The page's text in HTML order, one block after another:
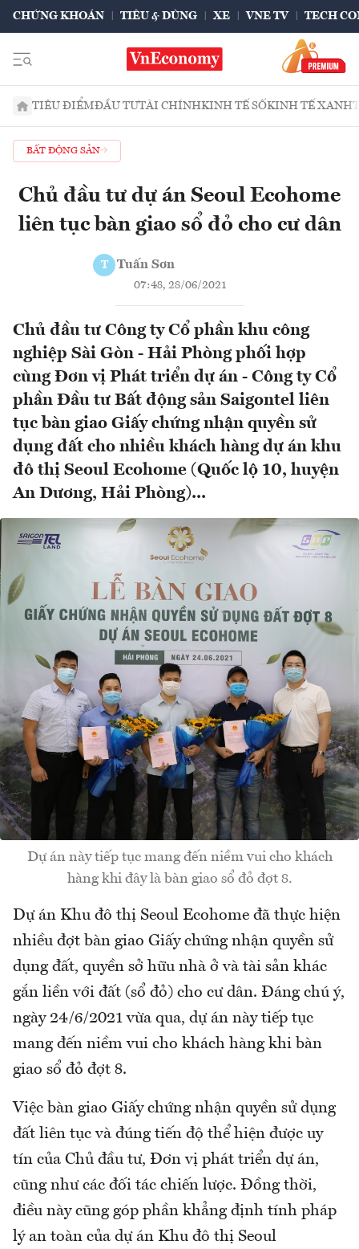
CHỨNG KHOÁN TIÊU & DÙNG XE VNE TV TECH
TIÊU ĐIỂMĐẦU TƯTÀI CHÍNHKINH TẾ SỐKINH TẾ XANH
BẤT ĐỘNG SẢN
Chủ đầu tư dự án Seoul Ecohome
liên tục bàn giao sổ đỏ cho cư dân
T Tuấn Sơn
07:48, 28/06/2021
Chủ đầu tư Công ty Cổ phần khu công
nghiệp Sài Gòn - Hải Phòng phối hợp
cùng Đơn vị Phát triển dự án - Công ty Cổ
phần Đầu tư Bất động sản Saigontel liên
tục bàn giao Giấy chứng nhận quyền sử
dụng đất cho nhiều khách hàng dự án khu
đô thị Seoul Ecohome (Quốc lộ 10, huyện
An Dương, Hải Phòng)...
Dự án này tiếp tục mang đến niềm vui cho khách
hàng khi đây là bàn giao sổ đỏ đợt 8.
Dự án Khu đô thị Seoul Ecohome đã thực hiện
nhiều đợt bàn giao Giấy chứng nhận quyền sử
dụng đất, quyền sở hữu nhà ở và tài sản khác
gắn liền với đất (sổ đỏ) cho cư dân. Đáng chú ý,
ngày 24/6/2021 vừa qua, dự án này tiếp tục
mang đến niềm vui cho khách hàng khi bàn
giao sổ đỏ đợt 8.
Việc bàn giao Giấy chứng nhận quyền sử dụng
đất liên tục và đúng tiến độ thể hiện được uy
tín của Chủ đầu tư, Đơn vị phát triển dự án,
cũng như các đối tác chiến lược. Đồng thời,
điều này cũng góp phần khẳng định tính pháp
lý an toàn của dự án Khu đô thị Seoul